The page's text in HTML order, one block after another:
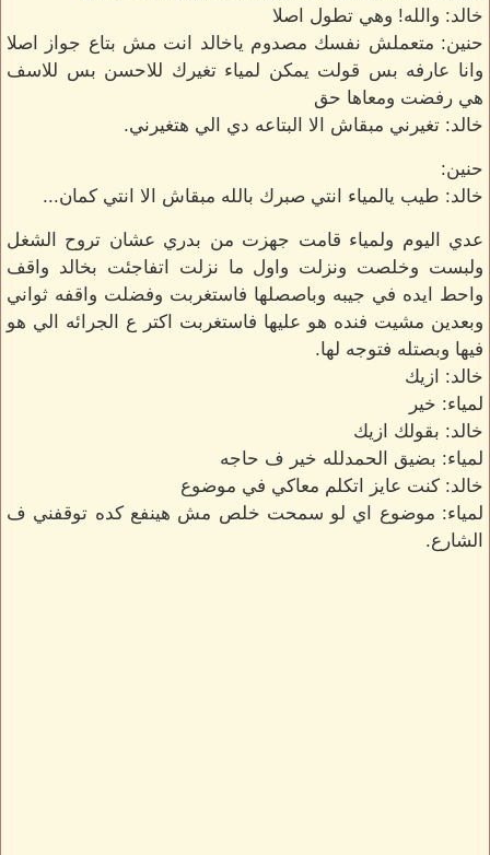
خالد: والله! وهي تطول اصلا
حنين: متعملش نفسك مصدوم ياخالد انت مش بتاع جواز اصلا
وانا عارفه بس قولت يمكن لمياء تغيرك للاحسن بس للاسف
هي رفضت ومعاها حق
خالد: تغيرني مبقاش الا البتاعه دي الي هتغيرني.
حنين:
خالد: طيب يالمياء انتي صبرك بالله مبقاش الا انتي كمان...
عدي اليوم ولمياء قامت جهزت من بدري عشان تروح الشغل
ولبست وخلصت ونزلت واول ما نزلت اتفاجئت بخالد واقف
واحط ايده في جيبه وباصصلها فاستغربت وفضلت واقفه ثواني
وبعدين مشيت فنده هو عليها فاستغربت اكتر ع الجرائه الي هو
فيها وبصتله فتوجه لها.
خالد: ازيك
لمياء: خير
خالد: بقولك ازيك
لمياء: بضيق الحمدلله خير ف حاجه
خالد: كنت عايز اتكلم معاكي في موضوع
لمياء: موضوع اي لو سمحت خلص مش هينفع كده توقفني ف
الشارع.